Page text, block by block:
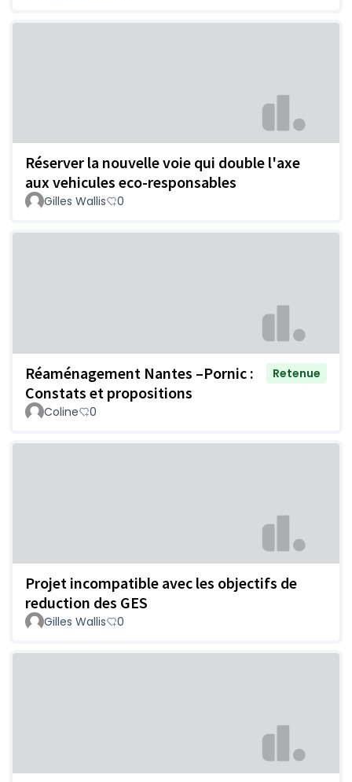
Réserver la nouvelle voie qui double l'axe
aux vehicules eco-responsables
Gilles Wallis 0
Réaménagement Nantes –Pornic :
Constats et propositions
Retenue
Coline 0
Projet incompatible avec les objectifs de
reduction des GES
Gilles Wallis 0